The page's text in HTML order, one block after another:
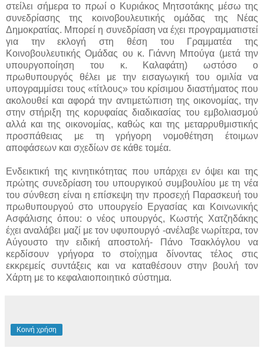
στείλει σήμερα το πρωί ο Κυριάκος Μητσοτάκης μέσω της
συνεδρίασης της κοινοβουλευτικής ομάδας της Νέας
Δημοκρατίας. Μπορεί η συνεδρίαση να έχει προγραμματιστεί
για την εκλογή στη θέση του Γραμματέα της
Κοινοβουλευτικής Ομάδας ου κ. Γιάννη Μπούγα (μετά την
υπουργοποίηση του κ. Καλαφάτη) ωστόσο ο
πρωθυπουργός θέλει με την εισαγωγική του ομιλία να
υπογραμμίσει τους «τίτλους» του κρίσιμου διαστήματος που
ακολουθεί και αφορά την αντιμετώπιση της οικονομίας, την
στην στήριξη της κορυφαίας διαδικασίας του εμβολιασμού
αλλά και της οικονομίας, καθώς και της μεταρρυθμιστικής
προσπάθειας με τη γρήγορη νομοθέτηση έτοιμων
αποφάσεων και σχεδίων σε κάθε τομέα.
Ενδεικτική της κινητικότητας που υπάρχει εν όψει και της
πρώτης συνεδρίαση του υπουργικού συμβουλίου με τη νέα
του σύνθεση είναι η επίσκεψη την προσεχή Παρασκευή του
πρωθυπουργού στο υπουργείο Εργασίας και Κοινωνικής
Ασφάλισης όπου: ο νέος υπουργός, Κωστής Χατζηδάκης
έχει αναλάβει μαζί με τον υφυπουργό -ανέλαβε νωρίτερα, τον
Αύγουστο την ειδική αποστολή- Πάνο Τσακλόγλου να
κερδίσουν γρήγορα το στοίχημα δίνοντας τέλος στις
εκκρεμείς συντάξεις και να καταθέσουν στην βουλή τον
Χάρτη με το κεφαλαιοποιητικό σύστημα.
Κοινή χρήση